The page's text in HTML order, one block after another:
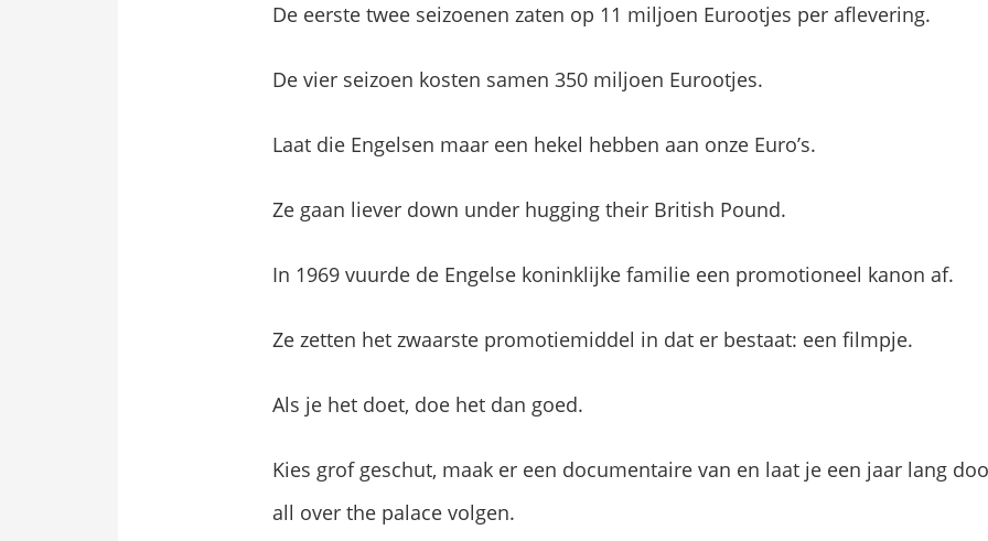
De eerste twee seizoenen zaten op 11 miljoen Eurootjes per aflevering.
De vier seizoen kosten samen 350 miljoen Eurootjes.
Laat die Engelsen maar een hekel hebben aan onze Euro’s.
Ze gaan liever down under hugging their British Pound.
In 1969 vuurde de Engelse koninklijke familie een promotioneel kanon af.
Ze zetten het zwaarste promotiemiddel in dat er bestaat: een filmpje.
Als je het doet, doe het dan goed.
Kies grof geschut, maak er een documentaire van en laat je een jaar lang
all over the palace volgen.